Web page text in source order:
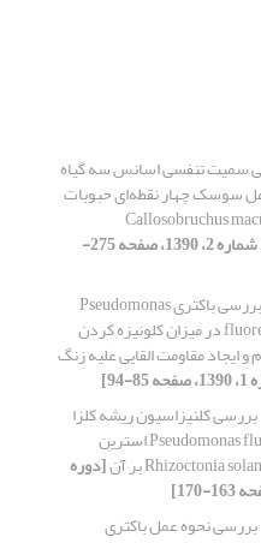
سمیت تنفسی اسانس سه گیاه
سوسک چهار نقطه‌ای حبوبات
Callosobruchus
[دوره 42، شماره 2، 1390، صفحه 275-
بررسی باکتری Pseudomonas
fluorescens CHA0mcherry در میزان کلونیزه کردن
ایجاد مقاومت القایی علیه زنگ
بررسی کلنیزاسیون ریشه کلزا
توسط باکتری Pseudomonas fluorescens استرین
[دوره
بررسی نحوه عمل باکتری